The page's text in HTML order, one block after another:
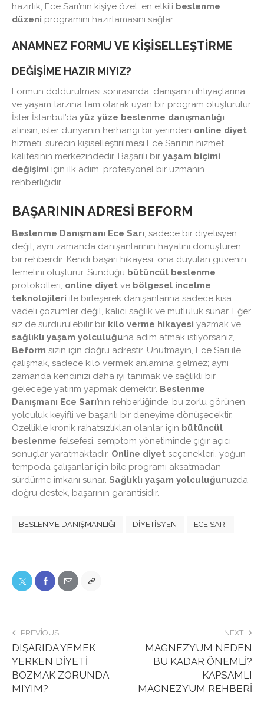
hazırlık, Ece Sarı’nın kişiye özel, en etkili beslenme
düzeni programını hazırlamasını sağlar.
ANAMNEZ FORMU VE KIŞISELLEŞTIRME
DEĞIŞIME HAZIR MIYIZ?
Formun doldurulması sonrasında, danışanın ihtiyaçlarına
ve yaşam tarzına tam olarak uyan bir program oluşturulur.
İster İstanbul’da yüz yüze beslenme danışmanlığı
alınsın, ister dünyanın herhangi bir yerinden online diyet
hizmeti, sürecin kişiselleştirilmesi Ece Sarı’nın hizmet
kalitesinin merkezindedir. Başarılı bir yaşam biçimi
değişimi için ilk adım, profesyonel bir uzmanın
rehberliğidir.
BAŞARININ ADRESI BEFORM
Beslenme Danışmanı Ece Sarı , sadece bir diyetisyen
değil, aynı zamanda danışanlarının hayatını dönüştüren
bir rehberdir. Kendi başarı hikayesi, ona duyulan güvenin
temelini oluşturur. Sunduğu bütüncül beslenme
protokolleri, online diyet ve bölgesel incelme
teknolojileri ile birleşerek danışanlarına sadece kısa
vadeli çözümler değil, kalıcı sağlık ve mutluluk sunar. Eğer
siz de sürdürülebilir bir kilo verme hikayesi yazmak ve
sağlıklı yaşam yolculuğuna adım atmak istiyorsanız,
Beform sizin için doğru adrestir. Unutmayın, Ece Sarı ile
çalışmak, sadece kilo vermek anlamına gelmez; aynı
zamanda kendinizi daha iyi tanımak ve sağlıklı bir
geleceğe yatırım yapmak demektir. Beslenme
Danışmanı Ece Sarı’nın rehberliğinde, bu zorlu görünen
yolculuk keyifli ve başarılı bir deneyime dönüşecektir.
Özellikle kronik rahatsızlıkları olanlar için bütüncül
beslenme felsefesi, semptom yönetiminde çığır açıcı
sonuçlar yaratmaktadır. Online diyet seçenekleri, yoğun
tempoda çalışanlar için bile programı aksatmadan
sürdürme imkanı sunar. Sağlıklı yaşam yolculuğunuzda
doğru destek, başarının garantisidir.
BESLENME DANIŞMANLIĞI DIYETISYEN ECE SARI
PREVIOUS
DIŞARIDA YEMEK
YERKEN DIYETI
BOZMAK ZORUNDA
MIYIM?
NEXT
MAGNEZYUM NEDEN
BU KADAR ÖNEMLI?
KAPSAMLI
MAGNEZYUM REHBERİ